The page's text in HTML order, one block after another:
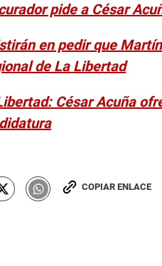
pide a César
en pedir que
de La Libertad
César Acuña
COPIAR ENLACE